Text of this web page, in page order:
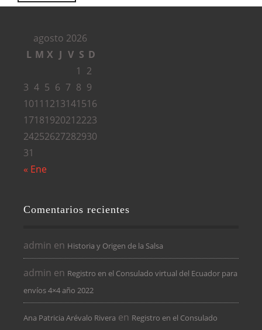
agosto 2026
L M X J V S D
1 2
3 4 5 6 7 8 9
1011 1213141516
17181920212223
24252627282930
31
« Ene
Comentarios recientes
admin en Historia y Origen de la Salsa
admin en Registro en el Consulado virtual del Ecuador para
envíos 4×4 año 2022
Ana Patricia Arévalo Rivera en Registro en el Consulado